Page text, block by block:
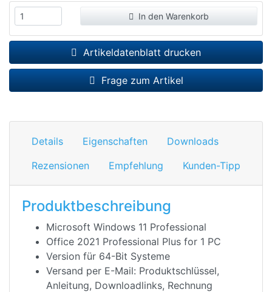
In den Warenkorb
Artikeldatenblatt drucken
Frage zum Artikel
Details Eigenschaften
Downloads
Rezensionen
Empfehlung Kunden-Tipp
Produktbeschreibung
Microsoft Windows 11 Professional
Office 2021 Professional Plus for 1 PC
Version für 64-Bit Systeme
Versand per E-Mail: Produktschlüssel,
Anleitung, Downloadlinks, Rechnung